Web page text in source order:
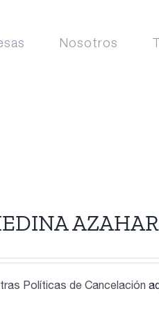
Nosotros
Políticas de Cancelación